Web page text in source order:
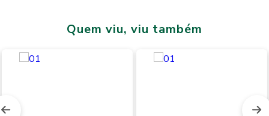
Quem viu, viu também